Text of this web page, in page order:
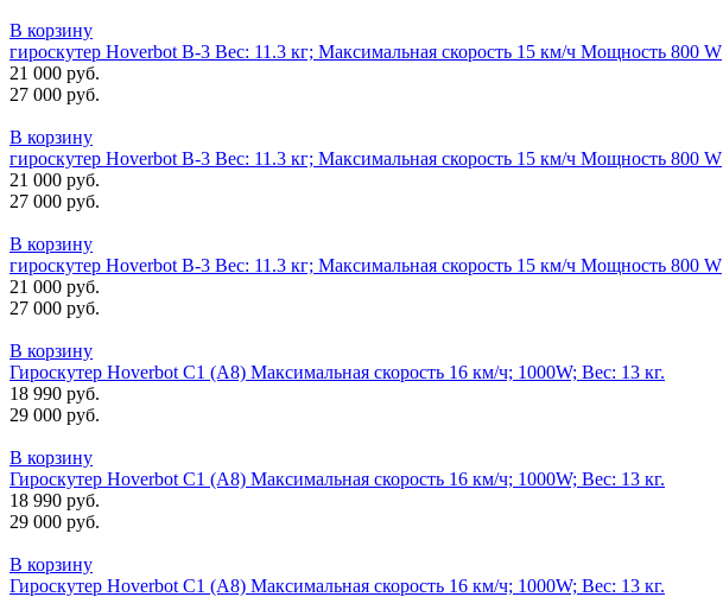
В корзину
гироскутер Hoverbot B-3 Вес: 11.3 кг; Максимальная скорость 15 км/ч Мощность 800 W
21 000 руб.
27 000 руб.
В корзину
гироскутер Hoverbot B-3 Вес: 11.3 кг; Максимальная скорость 15 км/ч Мощность 800 W
21 000 руб.
27 000 руб.
В корзину
гироскутер Hoverbot B-3 Вес: 11.3 кг; Максимальная скорость 15 км/ч Мощность 800 W
21 000 руб.
27 000 руб.
В корзину
Гироскутер Hoverbot C1 (А8) Максимальная скорость 16 км/ч; 1000W; Вес: 13 кг.
18 990 руб.
29 000 руб.
В корзину
Гироскутер Hoverbot C1 (А8) Максимальная скорость 16 км/ч; 1000W; Вес: 13 кг.
18 990 руб.
29 000 руб.
В корзину
Гироскутер Hoverbot C1 (А8) Максимальная скорость 16 км/ч; 1000W; Вес: 13 кг.